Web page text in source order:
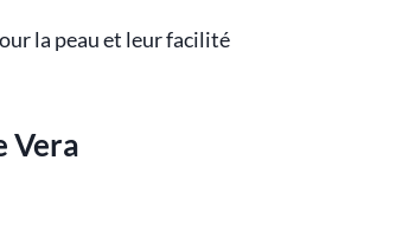
la peau et leur facilité
Vera